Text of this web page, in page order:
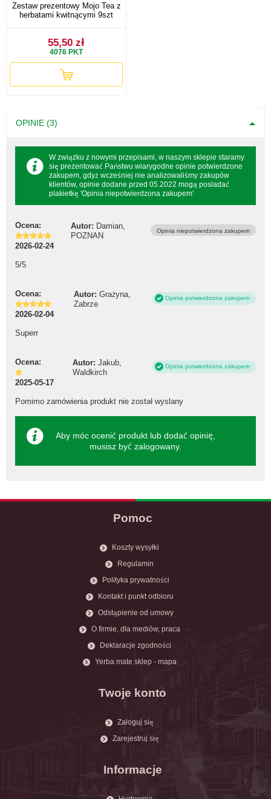
Zestaw prezentowy Mojo Tea z
herbatami kwitnącymi 9szt
55,50 zł
4076 PKT
OPINIE (3)
W związku z nowymi przepisami, w naszym sklepie staramy
się prezentować Państwu wiarygodne opinie potwierdzone
zakupem, gdyż wcześniej nie analizowaliśmy zakupów
klientów, opinie dodane przed 05.2022 mogą posiadać
plakietkę 'Opinia niepotwierdzona zakupem'
Ocena: Autor: Damian,
POZNAN
Opinia niepotwierdzona zakupem
2026-02-24
5/5
Ocena: Autor: Grażyna,
Zabrze
Opinia potwierdzona zakupem
2026-02-04
Superr
Ocena: Autor: Jakub,
Waldkirch
Opinia potwierdzona zakupem
2025-05-17
Pomimo zamówienia produkt nie został wyslany
Aby móc ocenić produkt lub dodać opinię,
musisz być zalogowany.
Pomoc
Koszty wysyłki
Regulamin
Polityka prywatności
Kontakt i punkt odbioru
Odstąpienie od umowy
O firmie, dla mediów, praca
Deklaracje zgodności
Yerba mate sklep - mapa
Twoje konto
Zaloguj się
Zarejestruj się
Informacje